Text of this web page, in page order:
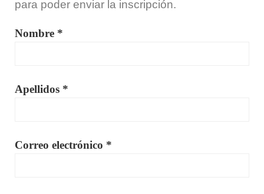
para poder enviar la inscripción.
Nombre *
Apellidos *
Correo electrónico *